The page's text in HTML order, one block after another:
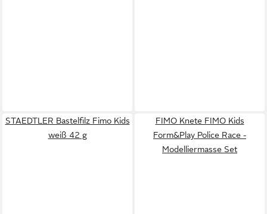
STAEDTLER Bastelfilz Fimo Kids
weiß 42 g
FIMO Knete FIMO Kids
Form&Play Police Race -
Modelliermasse Set